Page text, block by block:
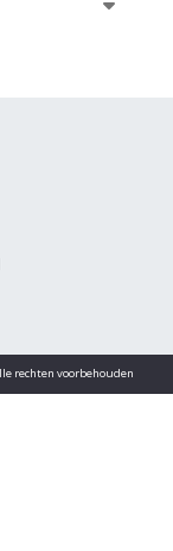
rechten voorbehouden